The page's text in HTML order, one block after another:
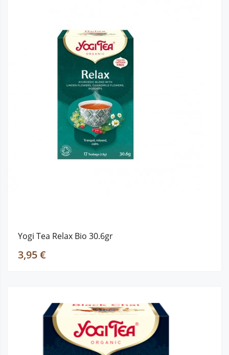
Yogi Tea Relax Bio 30.6gr
3,95 €